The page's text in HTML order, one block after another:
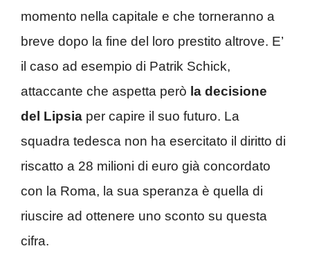
momento nella capitale e che torneranno a
breve dopo la fine del loro prestito altrove. E’
il caso ad esempio di Patrik Schick,
attaccante che aspetta però la decisione
del Lipsia per capire il suo futuro. La
squadra tedesca non ha esercitato il diritto di
riscatto a 28 milioni di euro già concordato
con la Roma, la sua speranza è quella di
riuscire ad ottenere uno sconto su questa
cifra.